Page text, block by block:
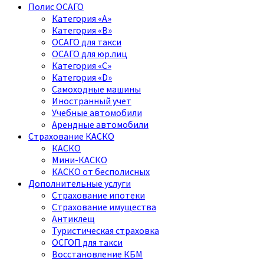
Полис ОСАГО
Категория «A»
Категория «B»
ОСАГО для такси
ОСАГО для юр.лиц
Категория «C»
Категория «D»
Самоходные машины
Иностранный учет
Учебные автомобили
Арендные автомобили
Страхование КАСКО
КАСКО
Мини-КАСКО
КАСКО от бесполисных
Дополнительные услуги
Страхование ипотеки
Страхование имущества
Антиклещ
Туристическая страховка
ОСГОП для такси
Восстановление КБМ